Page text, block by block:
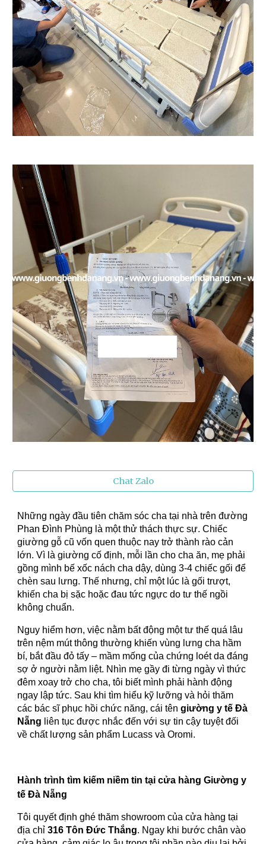
Chat Zalo
Những ngày đầu tiên chăm sóc cha tại nhà trên đường
Phan Đình Phùng là một thử thách thực sự. Chiếc
giường gỗ cũ vốn quen thuộc nay trở thành rào cản
lớn. Vì là giường cố định, mỗi lần cho cha ăn, mẹ phải
gồng mình bế xốc nách cha dậy, dùng 3-4 chiếc gối để
chèn sau lưng. Thế nhưng, chỉ một lúc là gối trượt,
khiến cha bị sặc hoặc đau tức ngực do tư thế ngồi
không chuẩn.
Nguy hiểm hơn, việc nằm bất động một tư thế quá lâu
trên nệm mút thông thường khiến vùng lưng cha hầm
bí, bắt đầu đỏ tấy – mầm mống của chứng loét da đáng
sợ ở người nằm liệt. Nhìn mẹ gầy đi từng ngày vì thức
đêm xoay trở cho cha, tôi biết mình phải hành động
ngay lập tức. Sau khi tìm hiểu kỹ lưỡng và hỏi thăm
các bác sĩ phục hồi chức năng, cái têngiường y tế Đà
Nẵng liên tục được nhắc đến với sự tin cậy tuyệt đối
về chất lượng sản phẩm Lucass và Oromi.
Hành trình tìm kiếm niềm tin tại cửa hàng Giường y
tế Đà Nẵng
Tôi quyết định ghé thăm showroom của cửa hàng tại
địa chỉ316 Tôn Đức Thắng. Ngay khi bước chân vào